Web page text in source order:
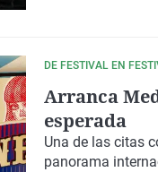
DE FESTIVAL EN
Arranca
esperada
Una de las citas
panorama